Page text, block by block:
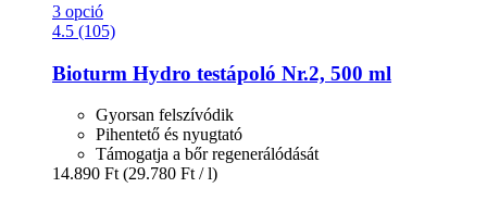
3 opció
4.5 (105)
Bioturm Hydro testápoló Nr.2, 500 ml
Gyorsan felszívódik
Pihentető és nyugtató
Támogatja a bőr regenerálódását
14.890 Ft (29.780 Ft / l)